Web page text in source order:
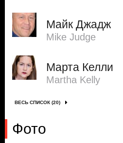
Майк Джадж
Mike Judge
Марта Келли
Martha Kelly
ВЕСЬ СПИСОК (20)
Фото